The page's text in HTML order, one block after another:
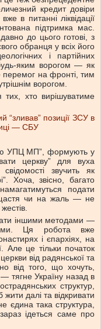
кредит довіри
в питанні ліквідації
підтримка мас.
до цього готові, з
обранця у всіх його
і партійних
яким ворогом — як
перемог на фронті, тим
ворогом.
тих, хто вирішуватиме
позиції ЗСУ в
— СБУ
УПЦ МП”, формують у
церкву” для вуха
звучить як
Хоча, звісно, багато
подати
чи на жаль — не
іншими методами —
Ця робота вже
і єпархіях, на
Але це тільки початок
від радянської та
від того, що хочуть,
тягне Україну назад в
структур,
далі та відкривати
єдина така структура,
ідеться саме про